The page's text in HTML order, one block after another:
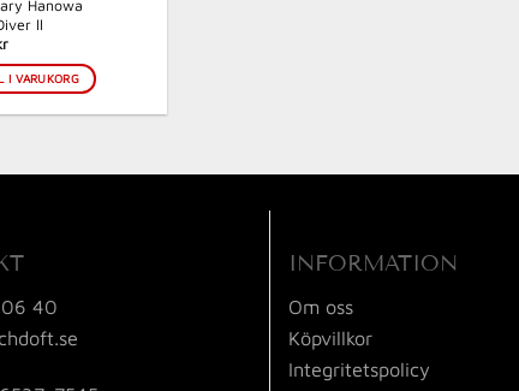
Hanowa
ll
I VARUKORG
40
INFORMATION
Om oss
Köpvillkor
Integritetspolicy